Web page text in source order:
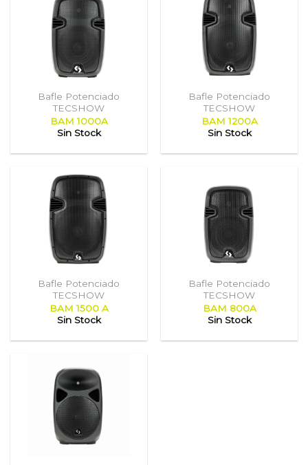
Bafle Potenciado
TECSHOW
BAM 1000A
Sin Stock
Bafle Potenciado
TECSHOW
BAM 1200A
Sin Stock
Bafle Potenciado
TECSHOW
BAM 1500 A
Sin Stock
Bafle Potenciado
TECSHOW
BAM 800A
Sin Stock